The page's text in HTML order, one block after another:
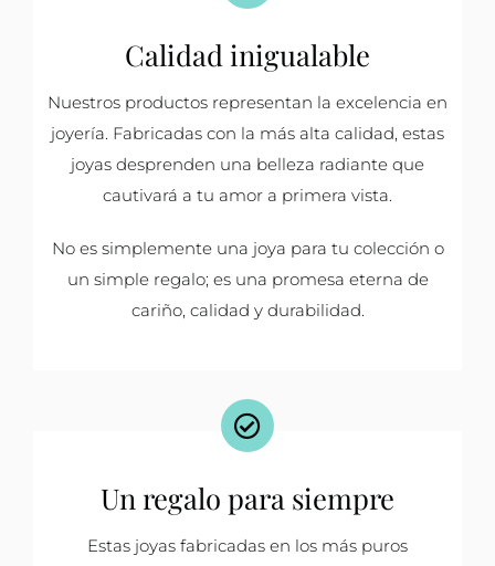
Calidad inigualable
Nuestros productos representan la excelencia en
joyería. Fabricadas con la más alta calidad, estas
joyas desprenden una belleza radiante que
cautivará a tu amor a primera vista.
No es simplemente una joya para tu colección o
un simple regalo; es una promesa eterna de
cariño, calidad y durabilidad.
Un regalo para siempre
Estas joyas fabricadas en los más puros